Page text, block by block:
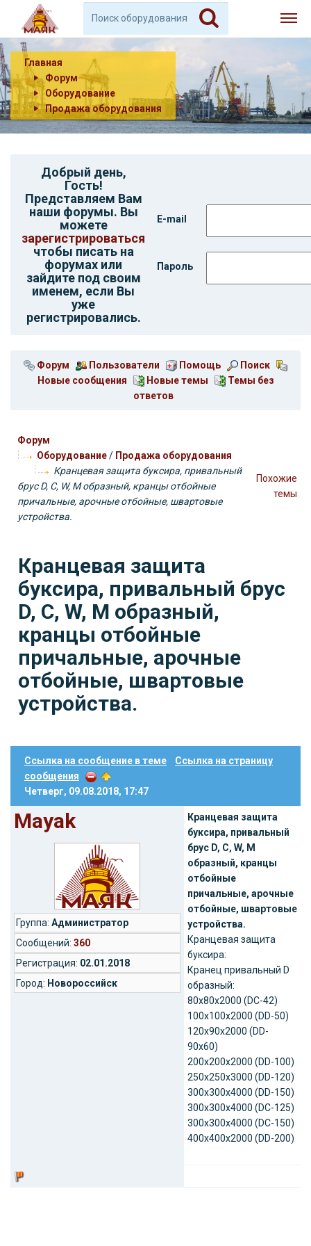
Главная
Форум
Оборудование
Продажа оборудования
Добрый день,
Гость!
Представляем Вам
наши форумы. Вы
можете
зарегистрироваться
чтобы писать на
форумах или
зайдите под своим
именем, если Вы
уже
регистрировались.
E-mail
Пароль
Форум Пользователи Помощь
Поиск
Новые сообщения
Новые темы
Темы без
ответов
Форум
Оборудование/ Продажа оборудования
Кранцевая защита буксира, привальный
брус D, С, W, M образный, кранцы отбойные
причальные, арочные отбойные, швартовые
устройства.
Похожие
темы
Кранцевая защита
буксира, привальный брус
D, С, W, M образный,
кранцы отбойные
причальные, арочные
отбойные, швартовые
устройства.
Ссылка на сообщение в теме
Ссылка на страницу
сообщения
Четверг, 09.08.2018, 17:47
Mayak
Группа: Администратор
Cообщений: 360
Регистрация: 02.01.2018
Город: Новороссийск
Кранцевая защита
буксира, привальный
брус D, С, W, M
образный, кранцы
отбойные
причальные, арочные
отбойные, швартовые
устройства.
Кранцевая защита
буксира:
Кранец привальный D
образный:
80х80х2000 (DC-42)
100х100х2000 (DD-50)
120х90х2000 (DD-
90х60)
200х200х2000 (DD-100)
250х250х3000 (DD-120)
300х300х4000 (DD-150)
300х300х4000 (DC-125)
300х300х4000 (DC-150)
400х400х2000 (DD-200)